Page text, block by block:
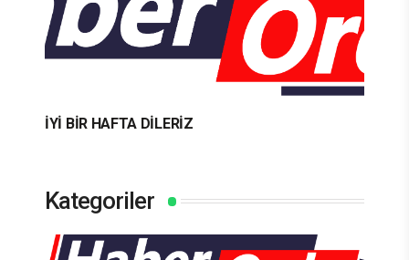
İYİ BİR HAFTA DİLERİZ
Kategoriler